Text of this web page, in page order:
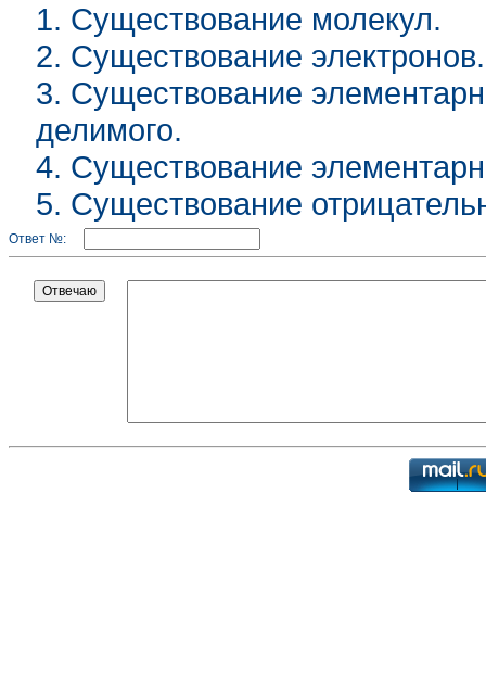
1. Существование молекул.
2. Существование электронов.
3. Существование
делимого.
4. Существование
5. Существование
Ответ №: